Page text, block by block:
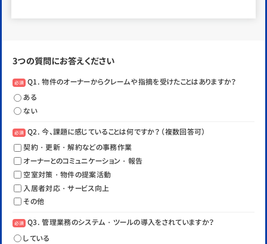
3つの質問にお答えください
必須
Q1. 物件のオーナーからクレームや指摘を受けたことはありますか？
ある
ない
必須
Q2. 今、課題に感じていることは何ですか？ （複数回答可）
契約・更新・解約などの事務作業
オーナーとのコミュニケーション・報告
空室対策・物件の提案活動
入居者対応・サービス向上
その他
必須
Q3. 管理業務のシステム・ツールの導入をされていますか？
している